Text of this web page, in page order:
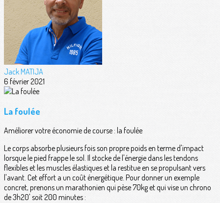
Jack MATIJA
6 février 2021
La foulée
Améliorer votre économie de course : la foulée
Le corps absorbe plusieurs fois son propre poids en terme d'impact
lorsque le pied frappe le sol. Il stocke de l'énergie dans les tendons
flexibles et les muscles élastiques et la restitue en se propulsant vers
l'avant. Cet effort a un coût énergétique. Pour donner un exemple
concret, prenons un marathonien qui pèse 70kg et qui vise un chrono
de 3h20' soit 200 minutes :